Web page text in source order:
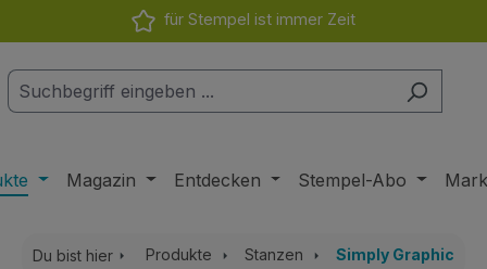
für Stempel ist immer Zeit
Magazin Entdecken Stempel-Abo
Du bist hier Produkte Stanzen Simply Graphic